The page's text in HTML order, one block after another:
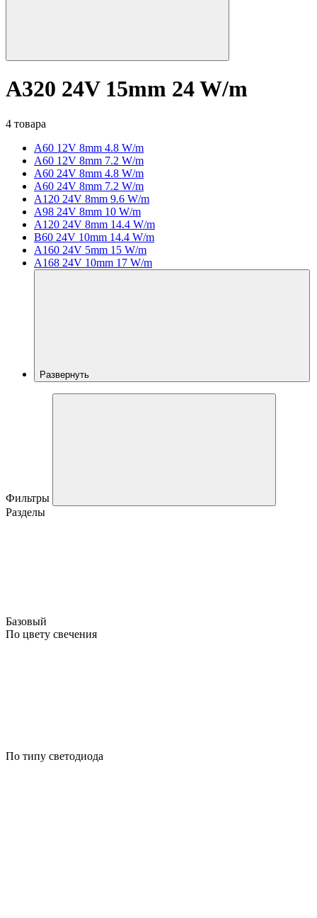
A320 24V 15mm 24 W/m
4 товара
A60 12V 8mm 4.8 W/m
A60 12V 8mm 7.2 W/m
A60 24V 8mm 4.8 W/m
A60 24V 8mm 7.2 W/m
A120 24V 8mm 9.6 W/m
A98 24V 8mm 10 W/m
A120 24V 8mm 14.4 W/m
B60 24V 10mm 14.4 W/m
A160 24V 5mm 15 W/m
A168 24V 10mm 17 W/m
Развернуть
Фильтры
Разделы
Базовый
По цвету свечения
По типу светодиода